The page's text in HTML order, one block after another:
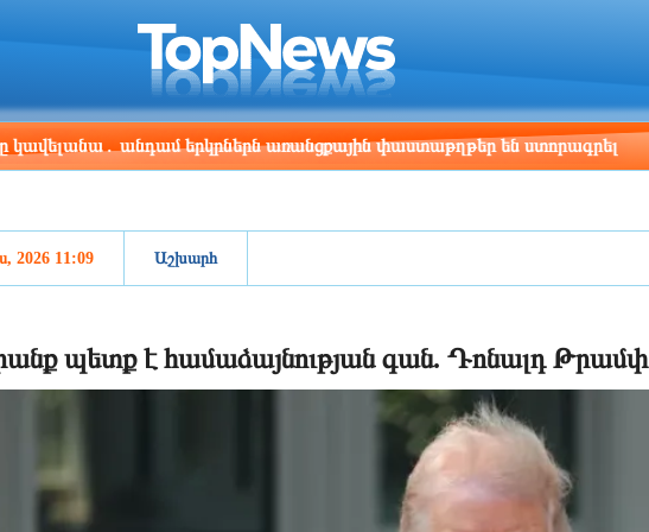
Los Angeles
01:06
Beijing
16:06
անդամ երկրներն առանցքային փաստաթղթեր են ստորագրել 19:41
2026 11:09 Աշխարհ
պետք է համաձայնության գան. Դոնալդ Թրամփ